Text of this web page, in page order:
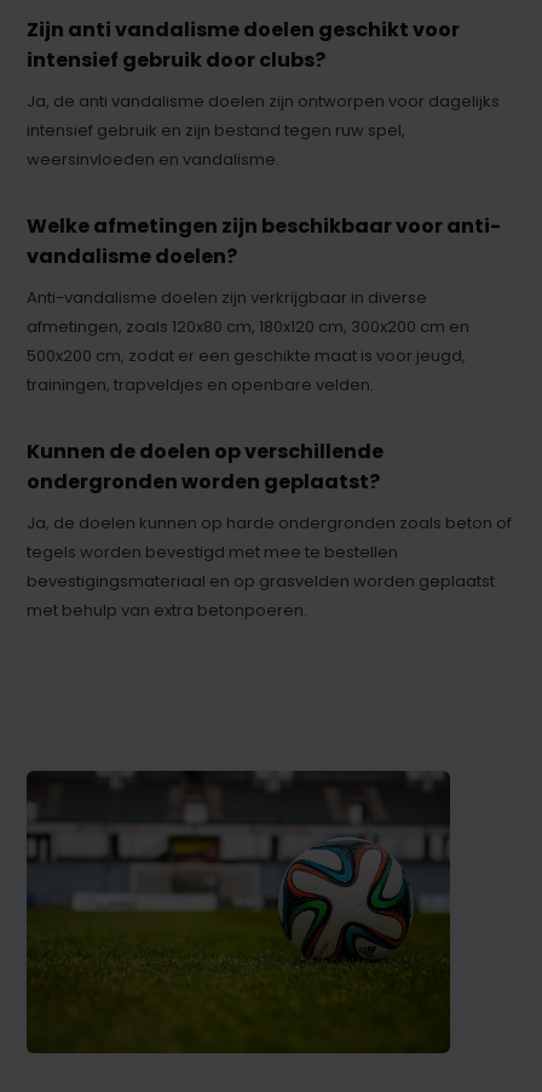
Zijn anti vandalisme doelen geschikt voor
intensief gebruik door clubs?
Ja, de anti vandalisme doelen zijn ontworpen voor dagelijks
intensief gebruik en zijn bestand tegen ruw spel,
weersinvloeden en vandalisme.
Welke afmetingen zijn beschikbaar voor anti-
vandalisme doelen?
Anti-vandalisme doelen zijn verkrijgbaar in diverse
afmetingen, zoals 120x80 cm, 180x120 cm, 300x200 cm en
500x200 cm, zodat er een geschikte maat is voor jeugd,
trainingen, trapveldjes en openbare velden.
Kunnen de doelen op verschillende
ondergronden worden geplaatst?
Ja, de doelen kunnen op harde ondergronden zoals beton of
tegels worden bevestigd met mee te bestellen
bevestigingsmateriaal en op grasvelden worden geplaatst
met behulp van extra betonpoeren.